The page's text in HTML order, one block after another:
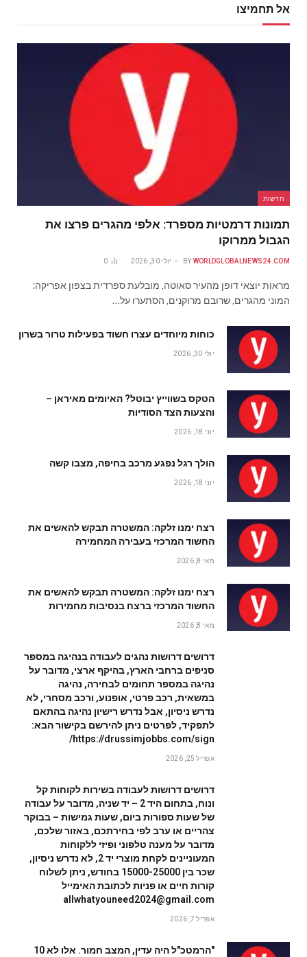
אל תחמיצו
חדשות
תמונות דרמטיות מספרד: אלפי מהגרים פרצו את
הגבול ממרוקו
BY WORLDGLOBALNEWS24.COM יולי 30, 2026 0
מראות יוצאי דופן מהעיר סאוטה, מובלעת ספרדית בצפון אפריקה:
המוני מהגרים, שרובם מרוקנים, הסתערו על…
כוחות מיוחדים עצרו חשוד בפעילות טרור בשרון
יולי 30, 2026
הטקס בשווייץ יבוטל? האיומים מאיראן –
והצעות הצד הסודיות
יוני 18, 2026
הולך רגל נפגע מרכב בחיפה, מצבו קשה
יוני 18, 2026
רצח ימנו זלקה: המשטרה תבקש להאשים את
החשוד המרכזי בעבירה המחמירה
מאי 8, 2026
רצח ימנו זלקה: המשטרה תבקש להאשים את
החשוד המרכזי ברצח בנסיבות מחמירות
מאי 8, 2026
דרושים דרושות נהגים לעבודה בנהיגה במספר
סניפים ברחבי הארץ, בהיקף ארצי, מדובר על
נהיגה במספר תחומים לבחירה, נהיגה
במשאית, רכב פרטי, אופנוע, ורכב מסחרי, לא
נדרש ניסיון, אבל נדרש רישיון נהיגה בהתאם
לתפקיד, לפרטים ניתן להירשם בקישור הבא:
https://drussimjobbs.com/sign/
אפריל 25, 2026
דרושים דרושות לעבודה בשירות לקוחות קל
ונוח, בתחום היד 2 – יד שניה, מדובר על עבודה
של שעות ספורות ביום, שעות גמישות – בבוקר
צהריים או ערב לפי בחירתכם, באזור שלכם,
מדובר על מענה טלפוני ופיזי ללקוחות
המעוניינים לקחת מוצרי יד 2, לא נדרש ניסיון,
שכר בין 15000-25000 בחודש, ניתן לשלוח
קורות חיים או פניות לכתובת האימייל
allwhatyouneed2024@gmail.com
אפריל 7, 2026
"הרמטכ"ל היה עדין, המצב חמור. אלו לא 10